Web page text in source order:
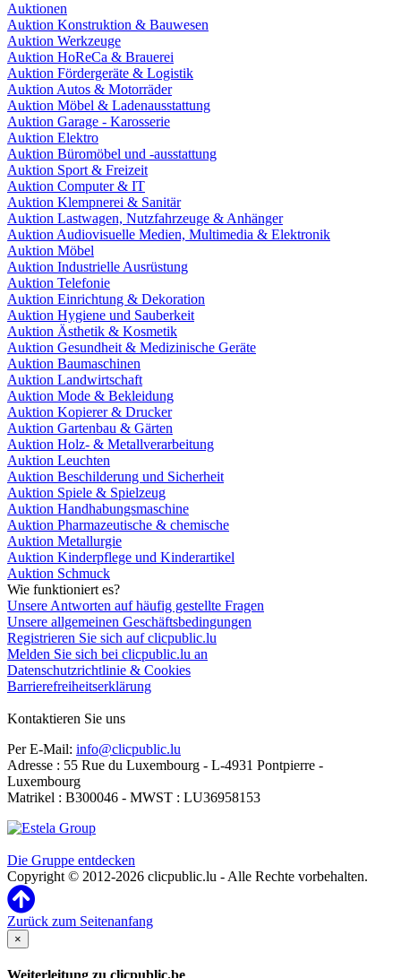
Auktionen
Auktion Konstruktion & Bauwesen
Auktion Werkzeuge
Auktion HoReCa & Brauerei
Auktion Fördergeräte & Logistik
Auktion Autos & Motorräder
Auktion Möbel & Ladenausstattung
Auktion Garage - Karosserie
Auktion Elektro
Auktion Büromöbel und -ausstattung
Auktion Sport & Freizeit
Auktion Computer & IT
Auktion Klempnerei & Sanitär
Auktion Lastwagen, Nutzfahrzeuge & Anhänger
Auktion Audiovisuelle Medien, Multimedia & Elektronik
Auktion Möbel
Auktion Industrielle Ausrüstung
Auktion Telefonie
Auktion Einrichtung & Dekoration
Auktion Hygiene und Sauberkeit
Auktion Ästhetik & Kosmetik
Auktion Gesundheit & Medizinische Geräte
Auktion Baumaschinen
Auktion Landwirtschaft
Auktion Mode & Bekleidung
Auktion Kopierer & Drucker
Auktion Gartenbau & Gärten
Auktion Holz- & Metallverarbeitung
Auktion Leuchten
Auktion Beschilderung und Sicherheit
Auktion Spiele & Spielzeug
Auktion Handhabungsmaschine
Auktion Pharmazeutische & chemische
Auktion Metallurgie
Auktion Kinderpflege und Kinderartikel
Auktion Schmuck
Wie funktioniert es?
Unsere Antworten auf häufig gestellte Fragen
Unsere allgemeinen Geschäftsbedingungen
Registrieren Sie sich auf clicpublic.lu
Melden Sie sich bei clicpublic.lu an
Datenschutzrichtlinie & Cookies
Barrierefreiheitserklärung
Kontaktieren Sie uns
Per E-Mail: info@clicpublic.lu
Adresse : 55 Rue du Luxembourg - L-4931 Pontpierre -
Luxembourg
Matrikel : B300046 - MWST : LU36958153
Die Gruppe entdecken
Copyright © 2012-2026 clicpublic.lu - Alle Rechte vorbehalten.
Zurück zum Seitenanfang
×